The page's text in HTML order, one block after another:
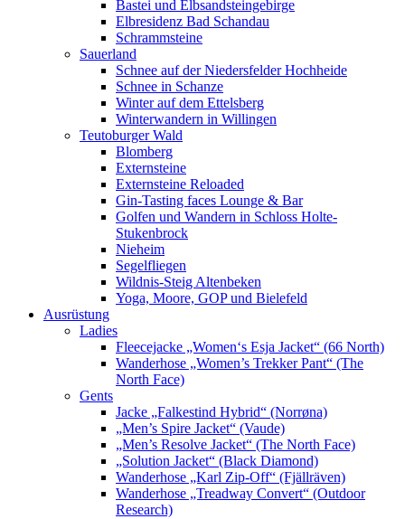
Bastei und Elbsandsteingebirge
Elbresidenz Bad Schandau
Schrammsteine
Sauerland
Schnee auf der Niedersfelder Hochheide
Schnee in Schanze
Winter auf dem Ettelsberg
Winterwandern in Willingen
Teutoburger Wald
Blomberg
Externsteine
Externsteine Reloaded
Gin-Tasting faces Lounge & Bar
Golfen und Wandern in Schloss Holte-
Stukenbrock
Nieheim
Segelfliegen
Wildnis-Steig Altenbeken
Yoga, Moore, GOP und Bielefeld
Ausrüstung
Ladies
Fleecejacke „Women‘s Esja Jacket“ (66 North)
Wanderhose „Women’s Trekker Pant“ (The
North Face)
Gents
Jacke „Falkestind Hybrid“ (Norrøna)
„Men’s Spire Jacket“ (Vaude)
„Men’s Resolve Jacket“ (The North Face)
„Solution Jacket“ (Black Diamond)
Wanderhose „Karl Zip-Off“ (Fjällräven)
Wanderhose „Treadway Convert“ (Outdoor
Research)